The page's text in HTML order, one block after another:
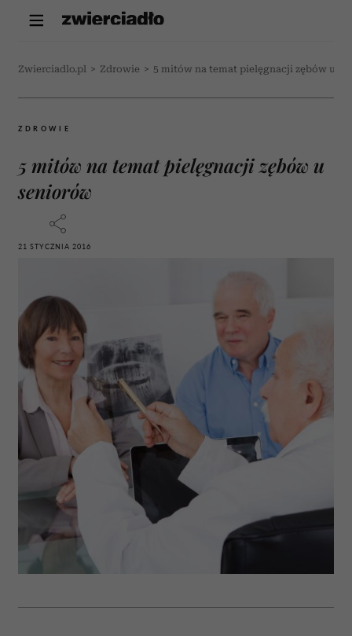
Zwierciadlo.pl > Zdrowie > 5 mitów na temat pielęgnacji zębów u
ZDROWIE
5 mitów na temat pielęgnacji zębów u
seniorów
21 STYCZNIA 2016